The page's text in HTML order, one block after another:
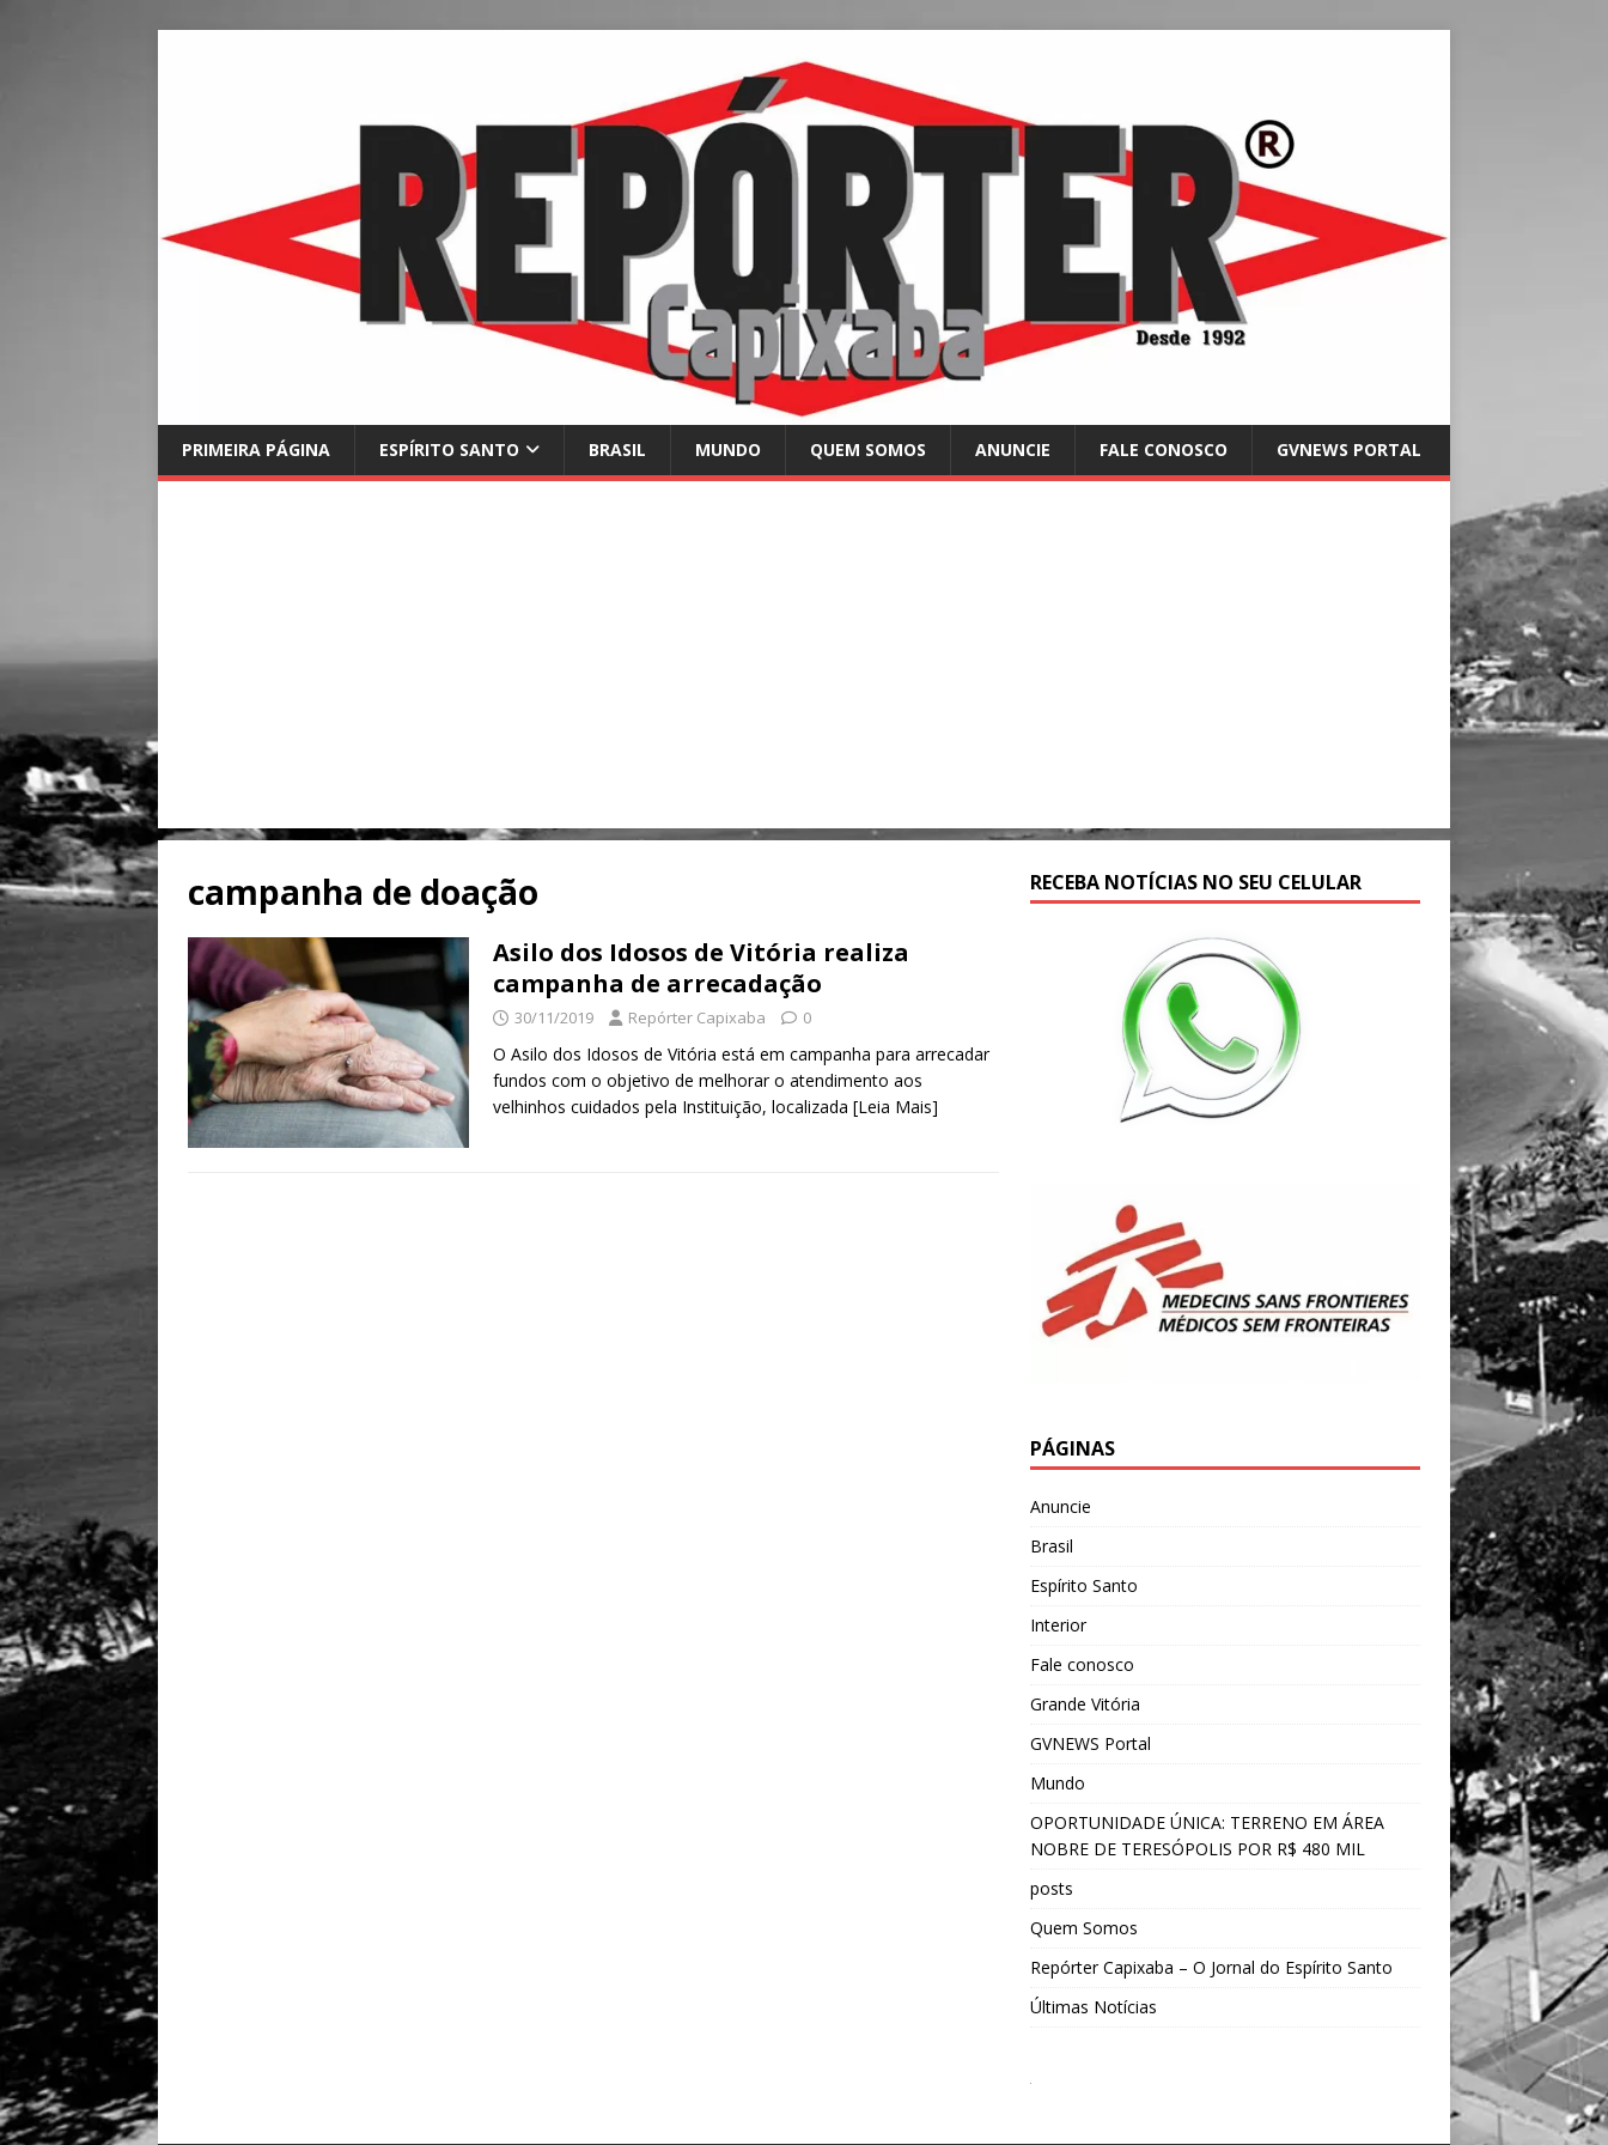
PRIMEIRA PÁGINA ESPÍRITO SANTO BRASIL MUNDO QUEM SOMOS ANUNCIE FALE CONOSCO GVNEWS PORTAL
campanha de doação
Asilo dos Idosos de Vitória realiza
campanha de arrecadação
30/11/2019 Repórter Capixaba 0
O Asilo dos Idosos de Vitória está em campanha para arrecadar
fundos com o objetivo de melhorar o atendimento aos
velhinhos cuidados pela Instituição, localizada [Leia Mais]
RECEBA NOTÍCIAS NO SEU CELULAR
PÁGINAS
Anuncie
Brasil
Espírito Santo
Interior
Fale conosco
Grande Vitória
GVNEWS Portal
Mundo
OPORTUNIDADE ÚNICA: TERRENO EM ÁREA
NOBRE DE TERESÓPOLIS POR R$ 480 MIL
posts
Quem Somos
Repórter Capixaba – O Jornal do Espírito Santo
Últimas Notícias